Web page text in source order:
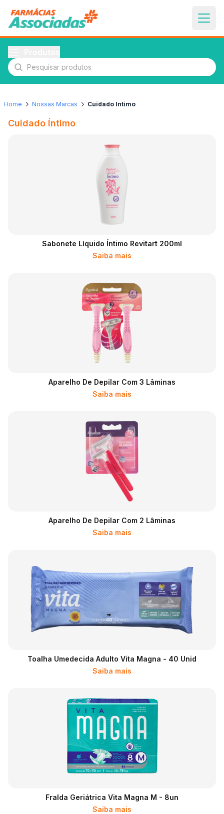
Pesquisar produtos
Home Nossas Marcas Cuidado Intimo
Cuidado Íntimo
Sabonete Líquido Íntimo Revitart 200ml
Saiba mais
Aparelho De Depilar Com 3 Lâminas
Saiba mais
Aparelho De Depilar Com 2 Lâminas
Saiba mais
Toalha Umedecida Adulto Vita Magna - 40 Unid
Saiba mais
Fralda Geriátrica Vita Magna M - 8un
Saiba mais